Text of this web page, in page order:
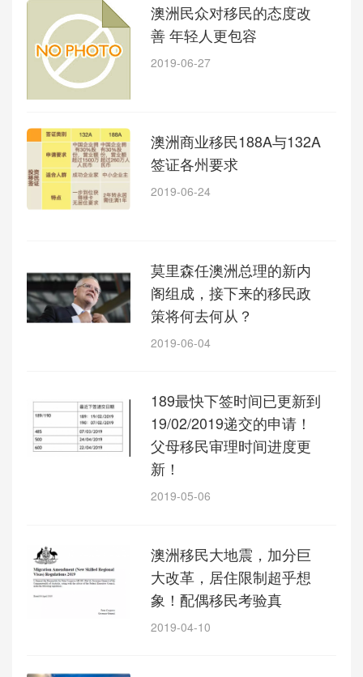
澳洲民众对移民的态度改
善 年轻人更包容
2019-06-27
澳洲商业移民188A与132A
签证各州要求
2019-06-24
莫里森任澳洲总理的新内
阁组成，接下来的移民政
策将何去何从？
2019-06-04
189最快下签时间已更新到
19/02/2019递交的申请！
父母移民审理时间进度更
新！
2019-05-06
澳洲移民大地震，加分巨
大改革，居住限制超乎想
象！配偶移民考验真
2019-04-10